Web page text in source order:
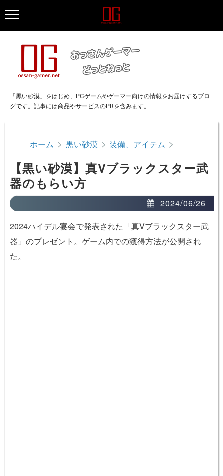
「黒い砂漠」をはじめ、PCゲームやゲーマー向けの情報をお届けするブロ
グです。記事には商品やサービスのPRを含みます。
ホーム > 黒い砂漠 > 装備、アイテム >
【黒い砂漠】真Vブラックスター武
器のもらい方
2024/06/26
2024ハイデル宴会で発表された「真Vブラックスター武
器」のプレゼント。ゲーム内での獲得方法が公開され
た。